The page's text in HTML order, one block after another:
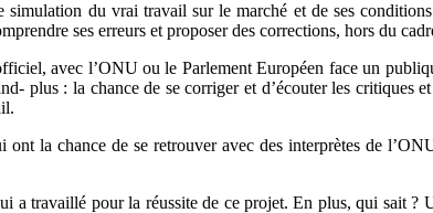
simulation du vrai travail sur le marché et de ses
ses erreurs et proposer des corrections, hors du
avec l’ONU ou le Parlement Européen face un
plus : la chance de se corriger et d’écouter les critiques
la chance de se retrouver avec des interprètes de
a travaillé pour la réussite de ce projet. En plus, qui sait ?